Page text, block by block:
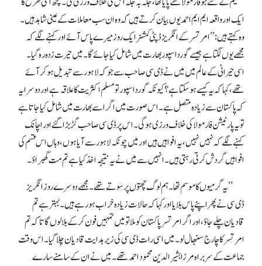
ایک اور واقعہ ایم ایم احمد یوں بیان کرتے ہیں کہ وہ ان سب معاملات کے عینی شاہد ہیں۔
وہ کہتے ہیں: ’’امرتسر کے انگریز ڈپٹی کمشنر ایک روز میرے پاس آئے اور کہنے لگے کہ
مجھے یوں لگتا ہے جیسے گورداسپور بھارت میں شامل کیا جائے گا۔ میں حیرت زدہ رہ گیا۔
اسی حیرانی کے عالم میں میں نے ڈی سی صاحب سے جو کہ لاہور سے تبدیل ہو کر آئے
تھے، کہا کہ یہ کیسے ہو سکتا ہے؟ کیونکہ گورداسپور تو مسلم اکثریت کا علاقہ ہے اور دوسرا یہ
کہ پاکستان سے زیادہ متصل ہے۔ اس صورت میں اگر اسے بھارت میں شامل کیا جاتا ہے
تو یہ پارٹیشن فارمولا کی خلاف ورزی ہو گی۔ اس پر ڈی سی صاحب گڑ بڑا گئے اور اچانک
کہنے لگے کہ نہیں نہیں، یہ افواہیں ہیں اور میں چونکہ لاہور سے آیا ہوں، وہاں اس قسم کی
افواہیں گردش کرتی رہتی ہیں۔ انہیں سے میں نے یہ نتیجہ اخذ کیا ہے تم مت گھبراؤ۔
’’یہ گرمیوں کا موسم تھا۔ ہم لوگ چھتوں پر سوتے تھے۔ مجھے دوسرے روز انگریز
ڈی سی نے پھر اپنے پاس بلایا اور کہا کہ حالات زیادہ خراب ہو رہے ہیں۔ بہتر ہے تم
قادیان چلے جاؤ، اور اگر امرتسر پاکستان کوملا تو میں تمہیں فون کر کے بلالوں گا تا کہ تم
امرتسر کاچارج سنبھال لو۔ میں اسی رات ڈی سی کی زیر ہدایت قادیان چلا گیا۔ اس وقت
جماعت کے سربراہ مرزا بشیر الدین محمود احمد تھے۔ میں نے ان کے سامنے سارے